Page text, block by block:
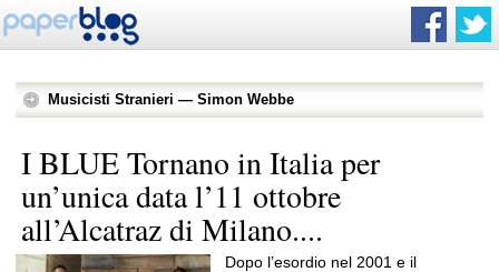
Musicisti Stranieri — Simon Webbe
I BLUE Tornano in Italia per
un’unica data l’11 ottobre
all’Alcatraz di Milano....
Dopo l’esordio nel 2001 e il